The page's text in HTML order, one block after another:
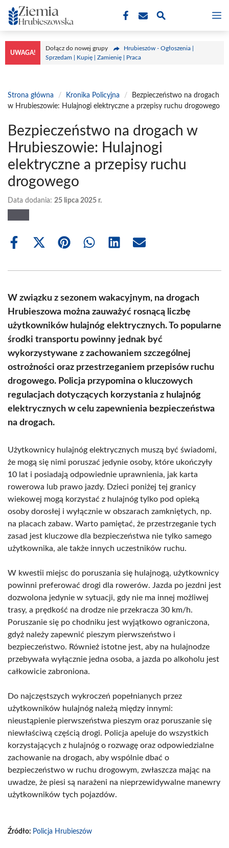
Przejdź
do
treści
UWAGA!
Dołącz do nowej grupy
Hrubieszów - Ogłoszenia |
Sprzedam | Kupię | Zamienię | Praca
Strona główna / Kronika Policyjna /
Bezpieczeństwo na drogach
w Hrubieszowie: Hulajnogi elektryczne a przepisy ruchu drogowego
Bezpieczeństwo na drogach w
Hrubieszowie: Hulajnogi
elektryczne a przepisy ruchu
drogowego
Data dodania: 25 lipca 2025 r.
Share
Share
(Twitter)
Share Share Share Share
W związku z sezonem wakacyjnym, na drogach
Hrubieszowa można zauważyć rosnącą liczbę
użytkowników hulajnóg elektrycznych. To popularne
środki transportu powinny jednak być
wykorzystywane z zachowaniem szczególnej
ostrożności oraz przestrzeganiem przepisów ruchu
drogowego. Policja przypomina o kluczowych
regulacjach dotyczących korzystania z hulajnóg
elektrycznych w celu zapewnienia bezpieczeństwa
na drogach.
Użytkownicy hulajnóg elektrycznych muszą być świadomi,
że mogą się nimi poruszać jedynie osoby, które ukończyły
10 lat i posiadają odpowiednie uprawnienia, jak karta
rowerowa lub prawo jazdy. Dzieci poniżej tej granicy
wiekowej mogą korzystać z hulajnóg tylko pod opieką
osoby dorosłej i wyłącznie w obszarach zamkniętych, np.
na placach zabaw. Warto pamiętać, że przestrzeganie tych
zasad jest kluczowe dla bezpieczeństwa nie tylko samego
użytkownika, ale także innych uczestników ruchu.
W kwestii miejsc do poruszania się hulajnogą, użytkownicy
powinni preferować drogi dla rowerów. Jazda po jezdni jest
dozwolona jedynie w sytuacji, gdy nie ma innej możliwej
trasy, a prędkość na drodze nie przekracza 30 km/h.
Poruszanie się po chodniku jest wyjątkowo ograniczona,
gdyż należy zapewnić pieszym pierwszeństwo i
bezpieczeństwo. Również istotne jest, aby na hulajnodze
przebywała wyłącznie jedna osoba, a jazda po alkoholu jest
całkowicie zabroniona.
Do najczęstszych wykroczeń popełnianych przez
użytkowników hulajnóg należą między innymi:
nieustąpienie pierwszeństwa pieszym oraz poruszanie się
niewłaściwą częścią drogi. Policja apeluje do wszystkich
korzystających z hulajnóg o rozwagę oraz odpowiedzialne
zachowanie na drogach, aby wspólnie dbać o
bezpieczeństwo w ruchu drogowym, zwłaszcza mając na
uwadze, że piesi są narażeni na nieprzewidywalne manewry
użytkowników tych pojazdów.
Źródło: Policja Hrubieszów